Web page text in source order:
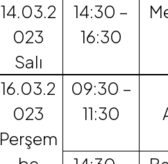
14.03.2
023
Salı
14:30 –
16:30
16.03.2
023
Perşem
09:30 –
11:30